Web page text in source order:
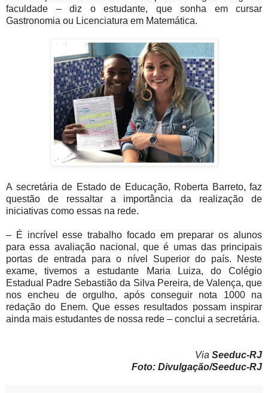
faculdade – diz o estudante, que sonha em cursar
Gastronomia ou Licenciatura em Matemática.
A secretária de Estado de Educação, Roberta Barreto, faz
questão de ressaltar a importância da realização de
iniciativas como essas na rede.
– É incrível esse trabalho focado em preparar os alunos
para essa avaliação nacional, que é umas das principais
portas de entrada para o nível Superior do país. Neste
exame, tivemos a estudante Maria Luiza, do Colégio
Estadual Padre Sebastião da Silva Pereira, de Valença, que
nos encheu de orgulho, após conseguir nota 1000 na
redação do Enem. Que esses resultados possam inspirar
ainda mais estudantes de nossa rede – conclui a secretária.
Via Seeduc-RJ
Foto: Divulgação/Seeduc-RJ